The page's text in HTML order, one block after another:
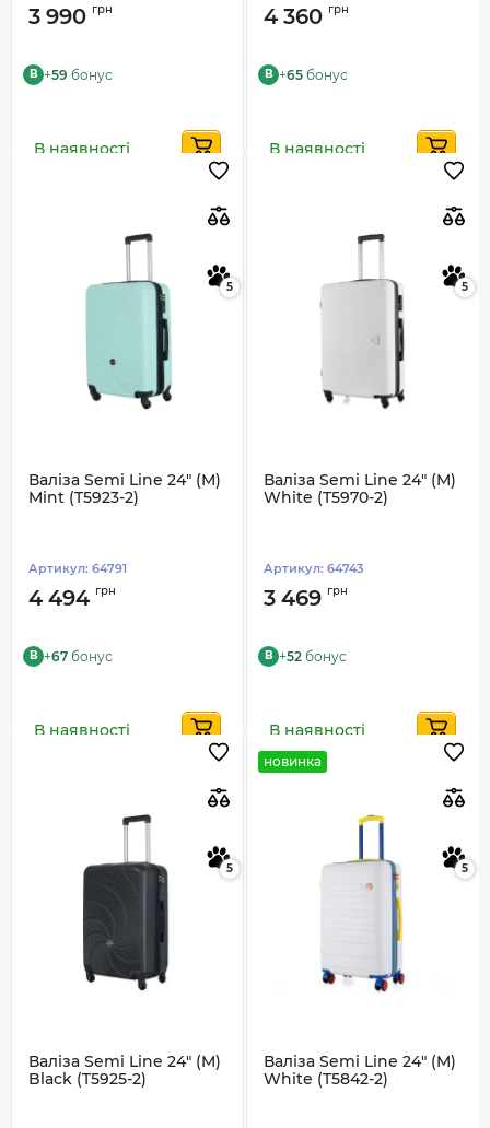
3 990 грн
B +59 бонус
В наявності
4 360 грн
B +65 бонус
В наявності
5
Валіза Semi Line 24" (M)
Mint (T5923-2)
Артикул: 64791
4 494 грн
B +67 бонус
В наявності
5
Валіза Semi Line 24" (M)
White (T5970-2)
Артикул: 64743
3 469 грн
B +52 бонус
В наявності
5
Валіза Semi Line 24" (M)
Black (T5925-2)
новинка
5
Валіза Semi Line 24" (M)
White (T5842-2)